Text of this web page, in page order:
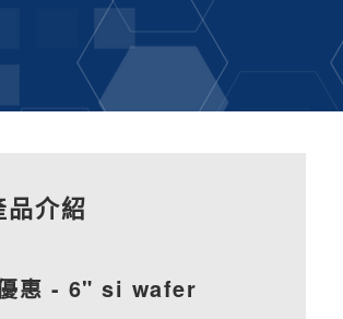
介紹
惠 - 6" si wafer